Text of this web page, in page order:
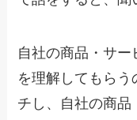
自社の商品・サー
を理解してもら
チし、自社の商